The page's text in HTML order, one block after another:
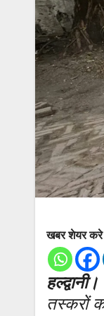
खबर शेयर करे
हल्द्वानी।
तस्करों